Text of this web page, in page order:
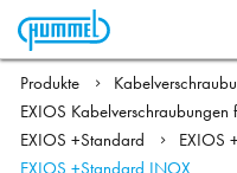
Produkte
EXIOS
EXIOS +Standard
EXIOS